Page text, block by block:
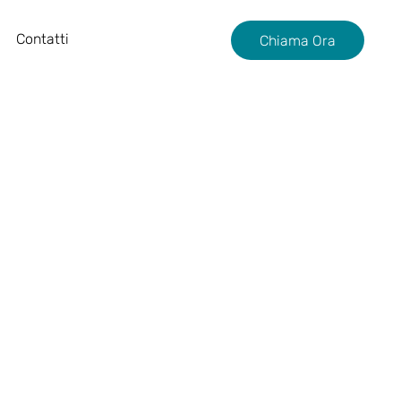
Contatti Chiama Ora